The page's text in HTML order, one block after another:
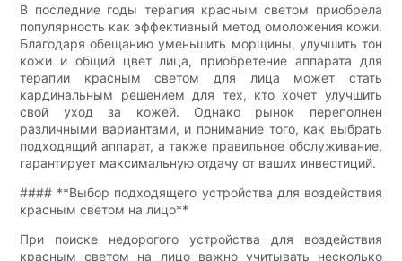
В последние годы терапия красным светом приобрела
популярность как эффективный метод омоложения кожи.
Благодаря обещанию уменьшить морщины, улучшить тон
кожи и общий цвет лица, приобретение аппарата для
терапии красным светом для лица может стать
кардинальным решением для тех, кто хочет улучшить
свой уход за кожей. Однако рынок переполнен
различными вариантами, и понимание того, как выбрать
подходящий аппарат, а также правильное обслуживание,
гарантирует максимальную отдачу от ваших инвестиций.
#### **Выбор подходящего устройства для воздействия
красным светом на лицо**
При поиске недорогого устройства для воздействия
красным светом на лицо важно учитывать несколько